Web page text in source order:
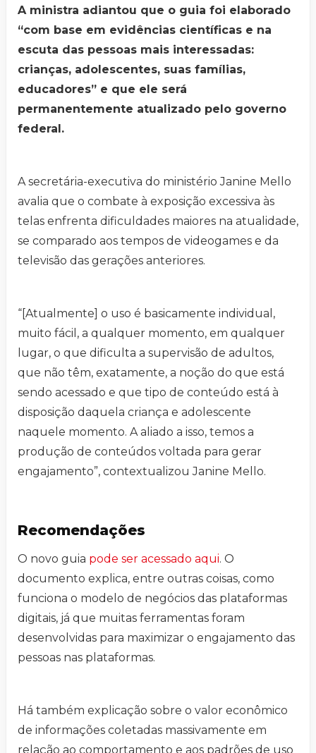
A ministra adiantou que o guia foi elaborado
“com base em evidências científicas e na
escuta das pessoas mais interessadas:
crianças, adolescentes, suas famílias,
educadores” e que ele será
permanentemente atualizado pelo governo
federal.
A secretária-executiva do ministério Janine Mello
avalia que o combate à exposição excessiva às
telas enfrenta dificuldades maiores na atualidade,
se comparado aos tempos de videogames e da
televisão das gerações anteriores.
“[Atualmente] o uso é basicamente individual,
muito fácil, a qualquer momento, em qualquer
lugar, o que dificulta a supervisão de adultos,
que não têm, exatamente, a noção do que está
sendo acessado e que tipo de conteúdo está à
disposição daquela criança e adolescente
naquele momento. A aliado a isso, temos a
produção de conteúdos voltada para gerar
engajamento”, contextualizou Janine Mello.
Recomendações
O novo guia pode ser acessado aqui. O
documento explica, entre outras coisas, como
funciona o modelo de negócios das plataformas
digitais, já que muitas ferramentas foram
desenvolvidas para maximizar o engajamento das
pessoas nas plataformas.
Há também explicação sobre o valor econômico
de informações coletadas massivamente em
relação ao comportamento e aos padrões de uso